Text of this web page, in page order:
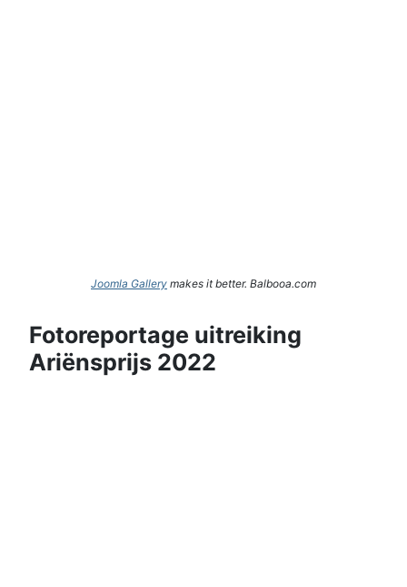
Joomla Gallery makes it better. Balbooa.com
Fotoreportage uitreiking
Ariënsprijs 2022